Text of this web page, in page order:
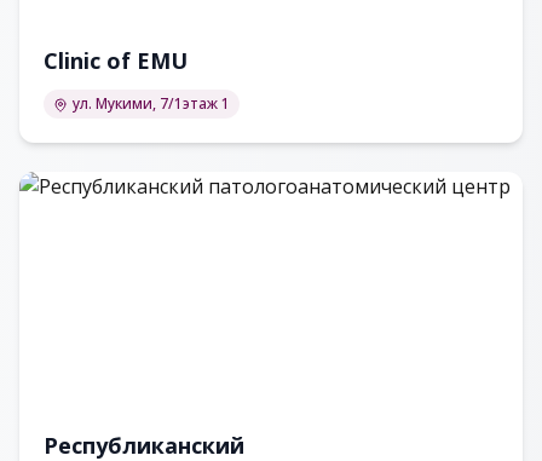
Clinic of EMU
ул. Мукими, 7/1этаж 1
Республиканский